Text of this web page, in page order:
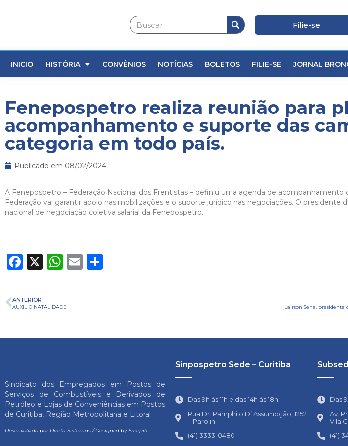
Filie-se
INICIO HISTÓRIA CONVÊNIOS NOTÍCIAS BOLETOS FILIE-SE JORNAL
Fenepospetro realiza reunião para
acompanhamento e suporte das
categoria em todo país.
Publicado em 08/02/2024
A Fenepospetro – Federação Nacional dos Frentistas – definiu uma agenda de acompanhamento
Federação vai garantir apoio nas mobilizações e o suporte jurídico nas negociações. O presidente
nacional de negociação coletiva salarial da Fenepospetro.
Facebook
X WhatsApp
Email
ANTERIOR
AUXÍLIO NATALIDADE
Sindicato dos Empregados em Postos de
Serviços de Combustíveis e Derivados de
Petróleo e Lojas de Conveniências em Postos
de Curitiba, Região Metropolitana e Litoral
Desenvolvido por Direta Sistemas/Designed by Freepik
Sinpospetro Sede – Curitiba
Das 9h às 11h e das 14h às 18h
Rua Dr. Pamphilo D’ Assumpção, 1252
– Parolin
(41) 3333-0480
Das
Av.
Vila
(41)